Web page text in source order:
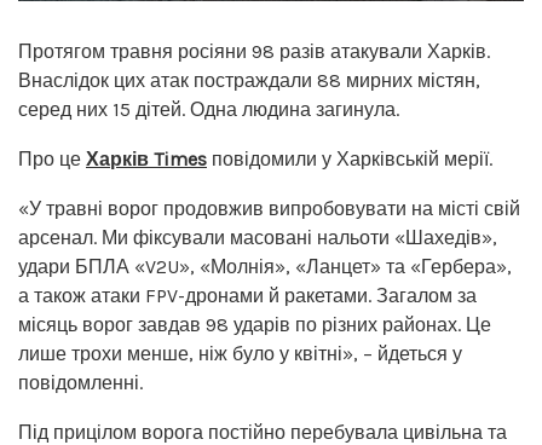
Протягом травня росіяни 98 разів атакували Харків.
Внаслідок цих атак постраждали 88 мирних містян,
серед них 15 дітей. Одна людина загинула.
Про це Харків Times повідомили у Харківській мерії.
«У травні ворог продовжив випробовувати на місті свій
арсенал. Ми фіксували масовані нальоти «Шахедів»,
удари БПЛА «V2U», «Молнія», «Ланцет» та «Гербера»,
а також атаки FPV-дронами й ракетами. Загалом за
місяць ворог завдав 98 ударів по різних районах. Це
лише трохи менше, ніж було у квітні», – йдеться у
повідомленні.
Під прицілом ворога постійно перебувала цивільна та